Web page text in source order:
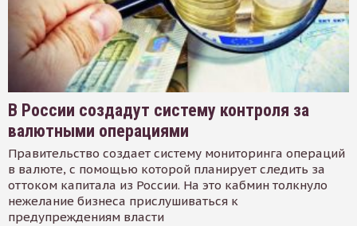
В России создадут систему контроля за
валютными операциями
Правительство создает систему мониторинга операций
в валюте, с помощью которой планирует следить за
оттоком капитала из России. На это кабмин толкнуло
нежелание бизнеса прислушиваться к
предупреждениям власти